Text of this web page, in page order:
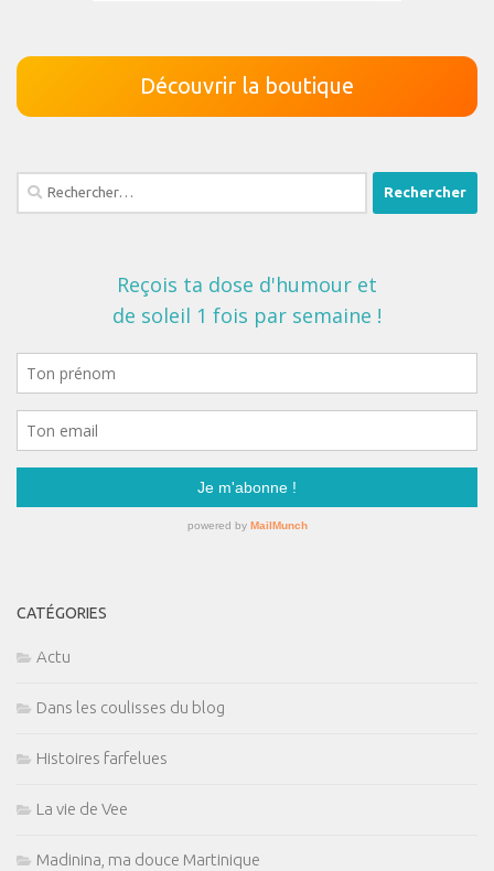
Découvrir la boutique
Rechercher :
CATÉGORIES
Actu
Dans les coulisses du blog
Histoires farfelues
La vie de Vee
Madinina, ma douce Martinique